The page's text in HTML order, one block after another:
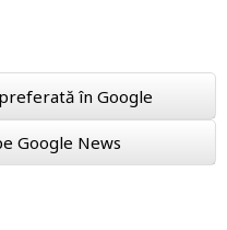
în Google
Google News